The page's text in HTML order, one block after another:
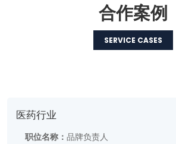
合作案例
SERVICE CASES
医药行业
职位名称： 品牌负责人